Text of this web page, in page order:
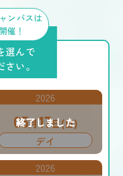
ンパスは
催！
選んで
い。
2026
05月17日(日)
デイ
2026